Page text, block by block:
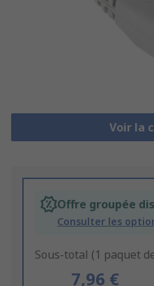
Voir la
Offre groupée
Consulter les
Sous-total (1 paquet
7,96 €